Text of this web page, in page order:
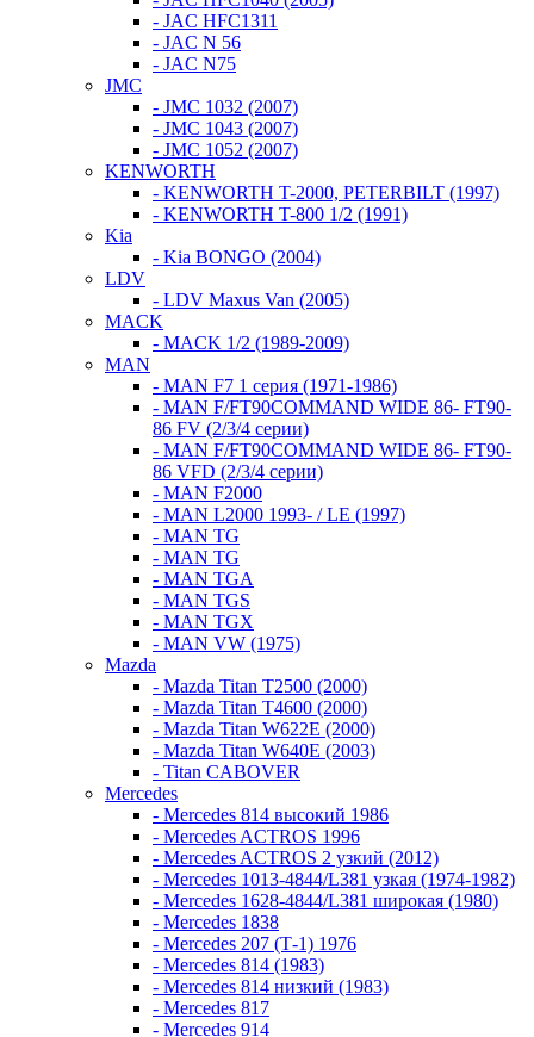
- JAC HFC1311
- JAC N 56
- JAC N75
JMC
- JMC 1032 (2007)
- JMC 1043 (2007)
- JMC 1052 (2007)
KENWORTH
- KENWORTH T-2000, PETERBILT (1997)
- KENWORTH T-800 1/2 (1991)
Kia
- Kia BONGO (2004)
LDV
- LDV Maxus Van (2005)
MACK
- MACK 1/2 (1989-2009)
MAN
- MAN F7 1 серия (1971-1986)
- MAN F/FT90COMMAND WIDE 86- FT90-
86 FV (2/3/4 серии)
- MAN F/FT90COMMAND WIDE 86- FT90-
86 VFD (2/3/4 серии)
- MAN F2000
- MAN L2000 1993- / LE (1997)
- MAN TG
- MAN TG
- MAN TGA
- MAN TGS
- MAN TGX
- MAN VW (1975)
Mazda
- Mazda Titan T2500 (2000)
- Mazda Titan T4600 (2000)
- Mazda Titan W622E (2000)
- Mazda Titan W640E (2003)
- Titan CABOVER
Mercedes
- Mercedes 814 высокий 1986
- Mercedes ACTROS 1996
- Mercedes ACTROS 2 узкий (2012)
- Mercedes 1013-4844/L381 узкая (1974-1982)
- Mercedes 1628-4844/L381 широкая (1980)
- Mercedes 1838
- Mercedes 207 (Т-1) 1976
- Mercedes 814 (1983)
- Mercedes 814 низкий (1983)
- Mercedes 817
- Mercedes 914